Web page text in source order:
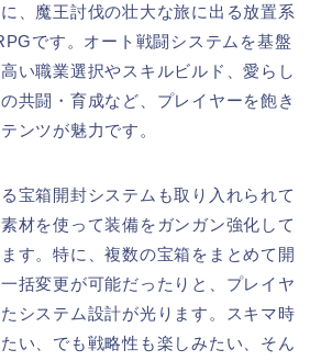
、魔王討伐の壮大な旅に出る放置系
です。オート戦闘システムを基盤
い職業選択やスキルビルド、愛らし
共闘・育成など、プレイヤーを飽き
ンツが魅力です。
宝箱開封システムも取り入れられて
材を使って装備をガンガン強化して
す。特に、複数の宝箱をまとめて開
括変更が可能だったりと、プレイヤ
システム設計が光ります。スキマ時
い、でも戦略性も楽しみたい、そん